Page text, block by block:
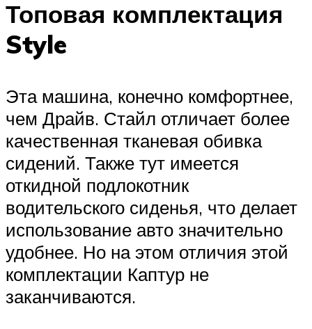
Топовая комплектация
Style
Эта машина, конечно комфортнее,
чем Драйв. Стайл отличает более
качественная тканевая обивка
сидений. Также тут имеется
откидной подлокотник
водительского сиденья, что делает
использование авто значительно
удобнее. Но на этом отличия этой
комплектации Каптур не
заканчиваются.